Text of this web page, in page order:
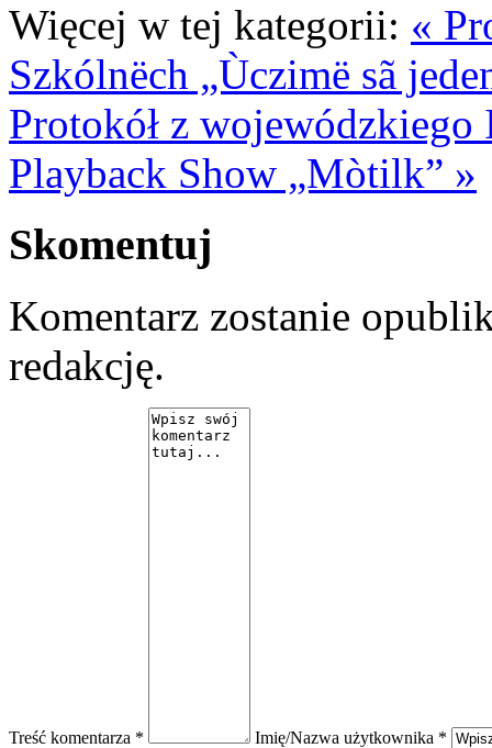
Więcej w tej kategorii: «
Szkólnëch „Ùczimë sã
Protokół z
Playback Show „Mòtilk” »
Skomentuj
Komentarz zostanie
redakcję.
Treść komentarza * Imię/Nazwa użytkownika *